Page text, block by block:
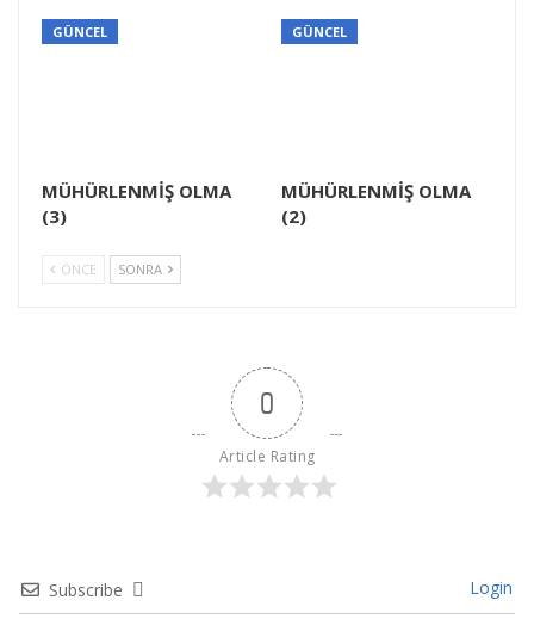
GÜNCEL
MÜHÜRLENMİŞ OLMA
(3)
GÜNCEL
MÜHÜRLENMİŞ OLMA
(2)
ÖNCE SONRA
0
Article Rating
Subscribe Login